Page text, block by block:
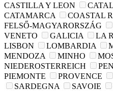
CASTILLA Y LEON
CATAMARCA
COASTAL
FELSŐ-MAGYARORSZÁG
VENETO
GALICIA LA
LISBON
LOMBARDIA
MENDOZA
MINHO
NIEDEROSTERREICH
PIEMONTE
PROVENCE
SARDEGNA
SAVOIE